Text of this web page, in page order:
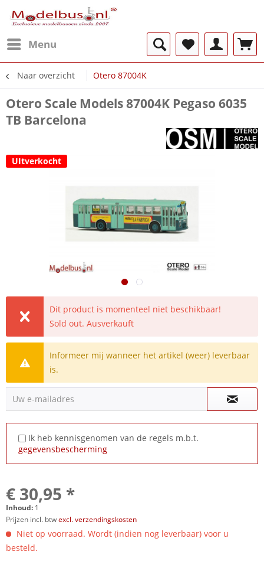
Menu
Naar overzicht Otero 87004K
Otero Scale Models 87004K Pegaso 6035
TB Barcelona
UItverkocht
Dit product is momenteel niet beschikbaar!
Sold out. Ausverkauft
Informeer mij wanneer het artikel (weer) leverbaar
is.
Uw e-mailadres
Ik heb kennisgenomen van de regels m.b.t.
gegevensbescherming
€ 30,95 *
Inhoud: 1
Prijzen incl. btwexcl. verzendingskosten
Niet op voorraad. Wordt (indien nog leverbaar) voor u
besteld.